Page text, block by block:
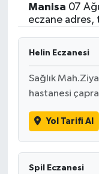
Manisa 07
eczane adres,
Helin Eczanesi
Sağlık
hastanesi
Yol Tarifi Al
Spil Eczanesi